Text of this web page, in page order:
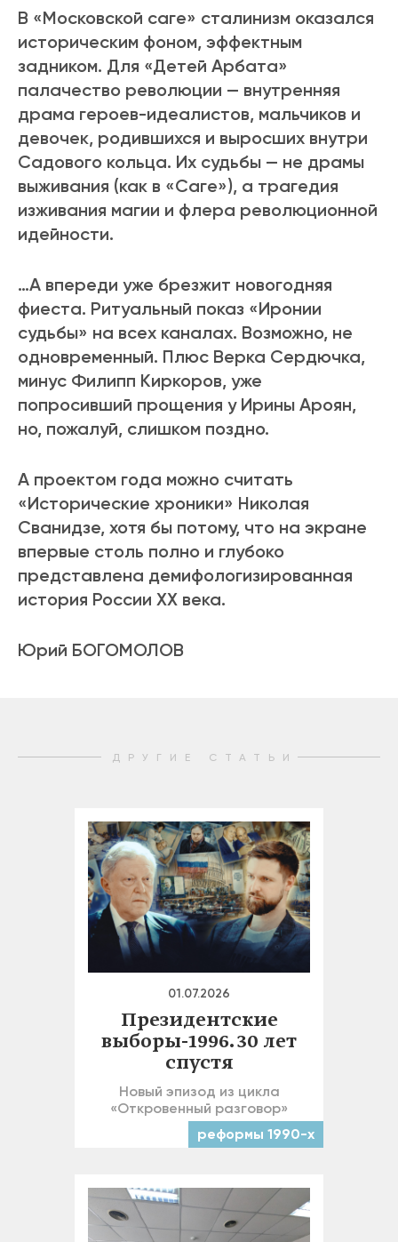
В «Московской саге» сталинизм оказался
историческим фоном, эффектным
задником. Для «Детей Арбата»
палачество революции — внутренняя
драма героев-идеалистов, мальчиков и
девочек, родившихся и выросших внутри
Садового кольца. Их судьбы — не драмы
выживания (как в «Саге»), а трагедия
изживания магии и флера революционной
идейности.
…А впереди уже брезжит новогодняя
фиеста. Ритуальный показ «Иронии
судьбы» на всех каналах. Возможно, не
одновременный. Плюс Верка Сердючка,
минус Филипп Киркоров, уже
попросивший прощения у Ирины Ароян,
но, пожалуй, слишком поздно.
А проектом года можно считать
«Исторические хроники» Николая
Сванидзе, хотя бы потому, что на экране
впервые столь полно и глубоко
представлена демифологизированная
история России ХХ века.
Юрий БОГОМОЛОВ
ДРУГИЕ СТАТЬИ
01.07.2026
Президентские
выборы-1996. 30 лет
спустя
Новый эпизод из цикла
«Откровенный разговор»
реформы 1990-х